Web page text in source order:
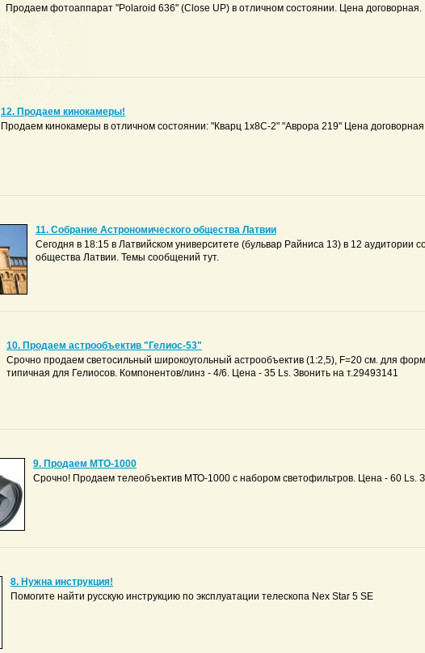
Продаем фотоаппарат "Polaroid 636" (Close UP) в отличном состоянии. Цена договорная.
12. Продаем кинокамеры!
Продаем кинокамеры в отличном состоянии: "Кварц 1х8С-2" "Аврора 219" Цена
11. Собрание Астрономического общества Латвии
Сегодня в 18:15 в Латвийском университете (бульвар Райниса 13) в 12 аудитории
общества Латвии. Темы сообщений тут.
10. Продаем астрообъектив "Гелиос-53"
Срочно продаем светосильный широкоугольный астрообъектив (1:2,5), F=20 см. для
типичная для Гелиосов. Компонентов/линз - 4/6. Цена - 35 Ls. Звонить на т.29493141
9. Продаем МТО-1000
Срочно! Продаем телеобъектив МТО-1000 с набором светофильтров. Цена - 60
8. Нужна инструкция!
Помогите найти русскую инструкцию по эксплуатации телескопа Nex Star 5 SE